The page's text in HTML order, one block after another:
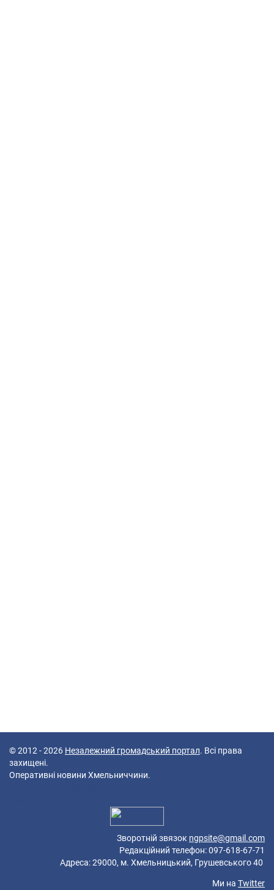
© 2012 - 2026 Незалежний громадський портал. Всі права
захищені.
Оперативні новини Хмельниччини.
Зворотній звязок ngpsite@gmail.com
Редакційний телефон: 097-618-67-71
Адреса: 29000, м. Хмельницький, Грушевського 40
Ми на Twitter